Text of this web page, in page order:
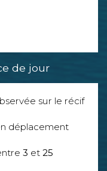
de jour
sur le récif
déplacement
3 et 25